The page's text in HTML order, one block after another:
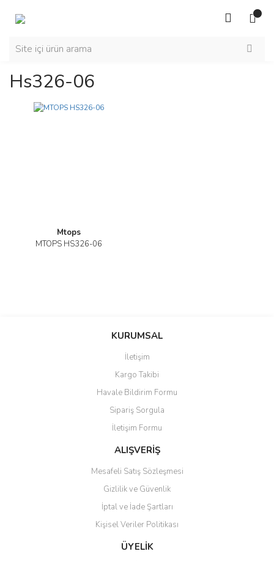
Hs326-06
Mtops
MTOPS HS326-06
KURUMSAL
İletişim
Kargo Takibi
Havale Bildirim Formu
Sipariş Sorgula
İletişim Formu
ALIŞVERİŞ
Mesafeli Satış Sözleşmesi
Gizlilik ve Güvenlik
İptal ve İade Şartları
Kişisel Veriler Politikası
ÜYELİK